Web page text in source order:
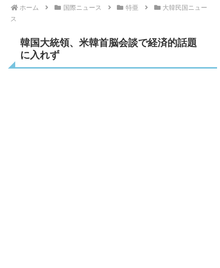
ホーム 国際ニュース 特亜
大韓民国ニュー
ス
韓国大統領、米韓首脳会談で経済的話題
に入れず